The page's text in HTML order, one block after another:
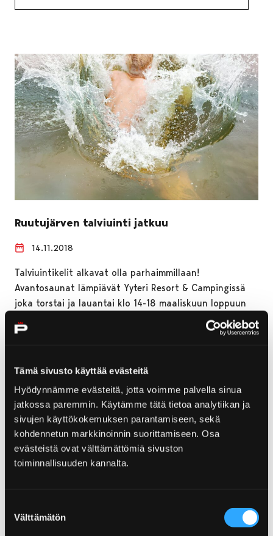
Tämä sivusto käyttää evästeitä
Hyödynnämme evästeitä, jotta voimme palvella sinua
jatkossa paremmin. Käytämme tätä tietoa analytiikan ja
sivujen käyttökokemuksen parantamiseen, sekä
kohdennetun markkinoinnin suorittamiseen. Osa
evästeistä ovat välttämättömiä sivuston
toiminnallisuuden kannalta.
valinta
Välttämätön
Ruutujärven talviuinti jatkuu
14.11.2018
Talviuintikelit alkavat olla parhaimmillaan!
Avantosaunat lämpiävät Yyteri Resort & Campingissä
joka torstai ja lauantai klo 14-18 maaliskuun loppuun